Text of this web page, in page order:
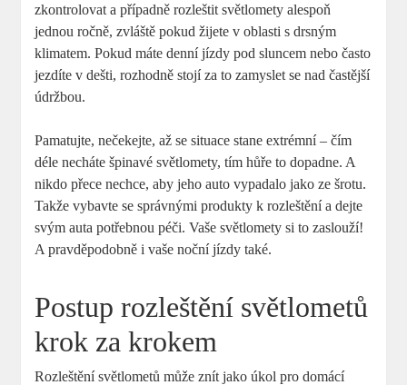
zkontrolovat a případně rozleštit světlomety​ alespoň
jednou ročně, zvláště​ pokud žijete v oblasti s drsným
klimatem. Pokud máte denní jízdy pod sluncem nebo často
jezdíte v dešti, rozhodně stojí za to zamyslet se nad častější
údržbou.
Pamatujte, nečekejte, až se situace stane extrémní ⁢– čím
déle necháte špinavé světlomety, tím hůře to dopadne. A
nikdo přece nechce, aby ⁤jeho auto ​vypadalo jako ze šrotu.
Takže vybavte se správnými produkty k rozleštění a dejte
svým auta potřebnou péči. Vaše světlomety si to zaslouží!
A pravděpodobně i vaše​ noční jízdy také.
Postup rozleštění světlometů
krok za krokem
Rozleštění světlometů může znít jako úkol pro domácí​